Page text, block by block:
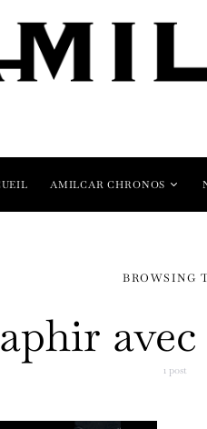
AMILCAR CHRONOS
BROWSING
1 post